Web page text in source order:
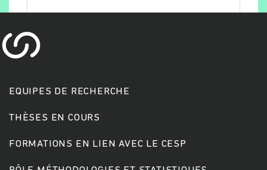
EQUIPES DE RECHERCHE
THÈSES EN COURS
FORMATIONS EN LIEN AVEC LE CESP